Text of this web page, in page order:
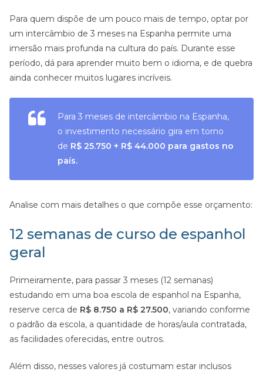
Para quem dispõe de um pouco mais de tempo, optar por
um intercâmbio de 3 meses na Espanha permite uma
imersão mais profunda na cultura do país. Durante esse
período, dá para aprender muito bem o idioma, e de quebra
ainda conhecer muitos lugares incríveis.
Para 3 meses de intercâmbio na Espanha,
o investimento necessário gira em torno
de R$ 25.750 + R$ 44.000 para gastos no
país.
Analise com mais detalhes o que compõe esse orçamento:
12 semanas de curso de espanhol
geral
Primeiramente, para passar 3 meses (12 semanas)
estudando em uma boa escola de espanhol na Espanha,
reserve cerca de R$ 8.750 a R$ 27.500, variando conforme
o padrão da escola, a quantidade de horas/aula contratada,
as facilidades oferecidas, entre outros.
Além disso, nesses valores já costumam estar inclusos